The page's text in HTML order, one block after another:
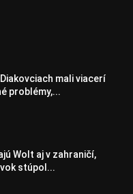
mali viacerí
problémy,...
Wolt aj v zahraničí,
stúpol...